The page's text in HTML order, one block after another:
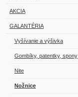
AKCIA
GALANTÉRIA
Vyšívanie a výšivka
Gombíky, patentky, spony
Nite
Nožnice